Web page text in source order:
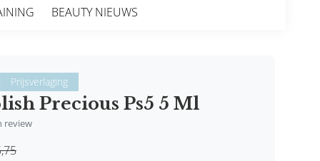
BEAUTY NIEUWS
Prijsverlaging
Precious Ps5 5 Ml
review